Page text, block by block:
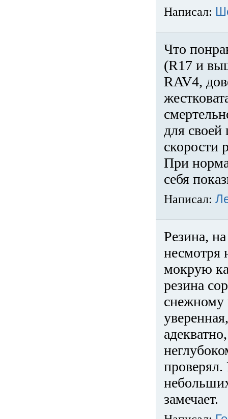
Написал:
Что
(R17 и
RAV4,
для
скорости
При
себя
Написал:
Резина,
несмотря
мокрую
резина
снежному
замечает.